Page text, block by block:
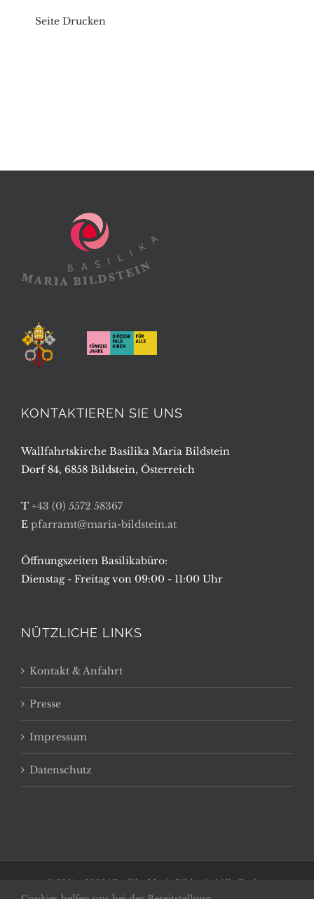
Seite Drucken
KONTAKTIEREN SIE UNS
Wallfahrtskirche Basilika Maria Bildstein
Dorf 84, 6858 Bildstein, Österreich
T +43 (0) 5572 58367
E pfarramt@maria-bildstein.at
Öffnungszeiten Basilikabüro:
Dienstag - Freitag von 09:00 - 11:00 Uhr
NÜTZLICHE LINKS
Kontakt & Anfahrt
Presse
Impressum
Datenschutz
© 2014 - 2026 | Basilika Maria Bildstein | Alle Rechte